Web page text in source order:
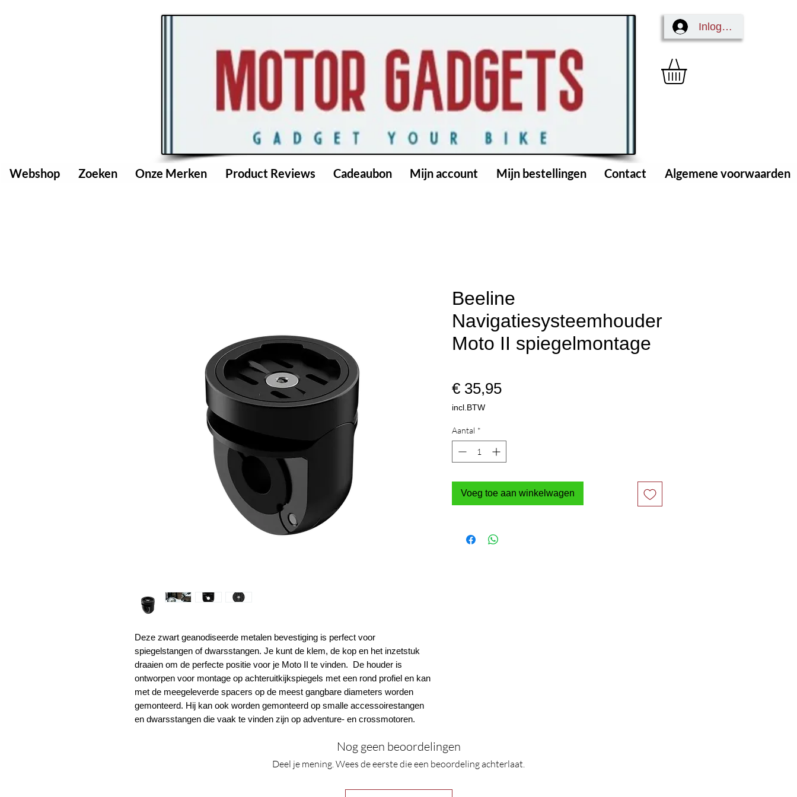
Inloggen
Webshop Zoeken Onze Merken Product Reviews Cadeaubon Mijn account Mijn bestellingen Contact Algemene voorwaarden
Deze zwart geanodiseerde metalen bevestiging is perfect voor
spiegelstangen of dwarsstangen. Je kunt de klem, de kop en het inzetstuk
draaien om de perfecte positie voor je Moto II te vinden. De houder is
ontworpen voor montage op achteruitkijkspiegels met een rond profiel en kan
met de meegeleverde spacers op de meest gangbare diameters worden
gemonteerd. Hij kan ook worden gemonteerd op smalle accessoirestangen
en dwarsstangen die vaak te vinden zijn op adventure- en crossmotoren.
Beeline
Navigatiesysteemhouder
Moto II spiegelmontage
€ 35,95Prijs
incl.BTW
Aantal *
Voeg toe aan winkelwagen
Nog geen beoordelingen
Deel je mening. Wees de eerste die een beoordeling achterlaat.